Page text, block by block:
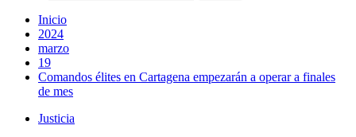
Inicio
2024
marzo
19
Comandos élites en Cartagena empezarán a operar a finales
de mes
Justicia